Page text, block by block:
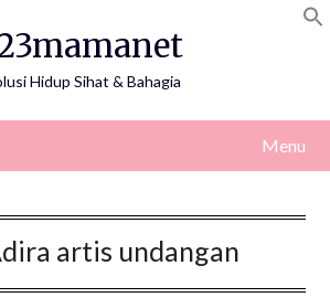
Hidup Sihat & Bahagia
Menu
artis undangan